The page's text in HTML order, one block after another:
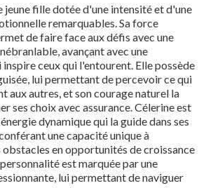
jeune fille dotée d'une intensité et d'une
remarquables. Sa force
de faire face aux défis avec une
avançant avec une
ceux qui l'entourent. Elle possède
lui permettant de percevoir ce qui
aux autres, et son courage naturel la
ses choix avec assurance. Célerine est
dynamique qui la guide dans ses
une capacité unique à
en opportunités de croissance
est marquée par une
lui permettant de naviguer